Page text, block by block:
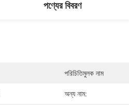
পণ্যের বিবরণ
পরিচিতিমুলক নাম
অন্য নাম: